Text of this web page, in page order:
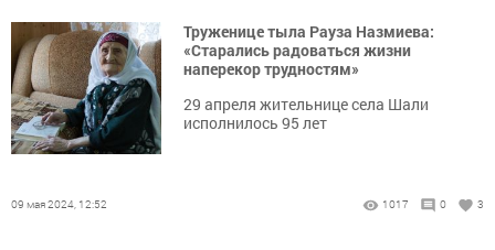
Труженице тыла Рауза Назмиева:
«Старались радоваться жизни
наперекор трудностям»
29 апреля жительнице села Шали
исполнилось 95 лет
09 мая 2024, 12:52 1017 0 3